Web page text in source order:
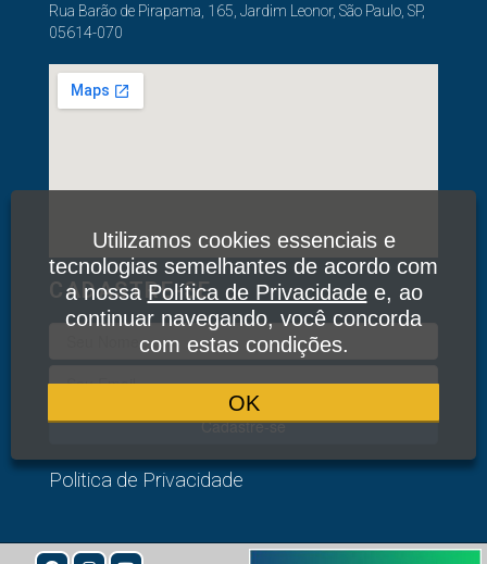
Rua Barão de Pirapama, 165, Jardim Leonor, São Paulo, SP,
05614-070
CADASTRE-SE
Cadastre-se
Politica de Privacidade
Utilizamos cookies essenciais e
tecnologias semelhantes de acordo com
a nossaPolítica de Privacidadee, ao
continuar navegando, você concorda
com estas condições.
OK